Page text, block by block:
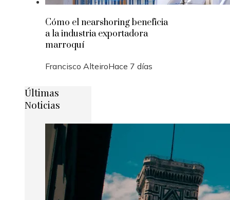
Cómo el nearshoring beneficia
a la industria exportadora
marroquí
Francisco AlteiroHace 7 días
Últimas
Noticias